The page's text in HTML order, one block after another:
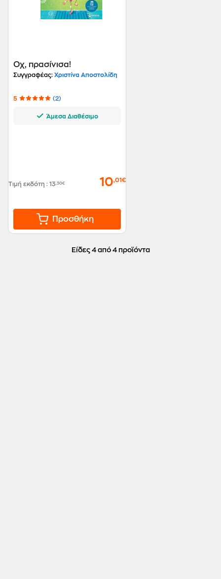
Οχ, πρασίνισα!
Συγγραφέας: Χριστίνα Αποστολίδη
5 (2)
Άμεσα Διαθέσιμο
Τιμή εκδότη : 13,30€ 10,01€
Προσθήκη
Είδες 4 από 4 προϊόντα